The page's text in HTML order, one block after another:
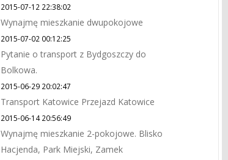
2015-07-12 22:38:02
Wynajmę mieszkanie dwupokojowe
2015-07-02 00:12:25
Pytanie o transport z Bydgoszczy do
Bolkowa.
2015-06-29 20:02:47
Transport Katowice Przejazd Katowice
2015-06-14 20:56:49
Wynajmę mieszkanie 2-pokojowe. Blisko
Hacjenda, Park Miejski, Zamek